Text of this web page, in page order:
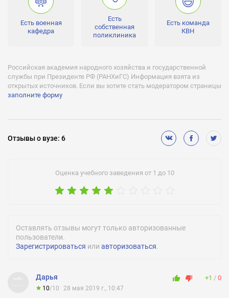
от 46 до 85
Лицензии:
90Л01 № 0008916 от 30 декабря 2015 г. рег № 4016-06,
бессрочно
90A01 № 0000018 от 25.06.2012
Бюджетное финансирование (бесплатное обучение):
Отсрочка от службы:
Есть
Подготовительное обучение:
Медицинское обслуживание:
Есть военная
кафедра
Есть
собственная
поликлиника
Есть команда
КВН
Российская академия народного хозяйства и государственной
службы при Президенте РФ (РАНХиГС) Информация взята из
открытых источников. Если вы хотите стать модератором страницы
заполните форму
Отзывыо вузе: 6
Оценка учебного заведения от 1 до 10
Оставлять отзывы могут только авторизованные
пользователи.
Зарегистрироваться или авторизоваться.
Дарья
10/10 28 мая 2019 г., 10:47
+1 0